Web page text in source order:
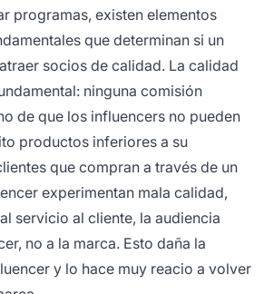
programas, existen elementos
que determinan si un
socios de calidad. La calidad
ninguna comisión
de que los influencers no pueden
productos inferiores a su
que compran a través de un
experimentan mala calidad,
servicio al cliente, la audiencia
no a la marca. Esto daña la
y lo hace muy reacio a volver